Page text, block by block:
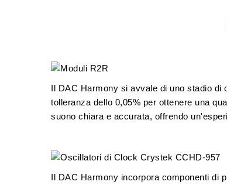
Il DAC Harmony si avvale di uno stadio di
tolleranza dello 0,05% per ottenere una
suono chiara e accurata, offrendo
Il DAC Harmony incorpora componenti di